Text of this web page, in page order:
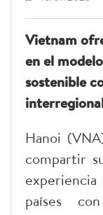
Vietnam
en el
sostenible
Hanoi
compartir
países